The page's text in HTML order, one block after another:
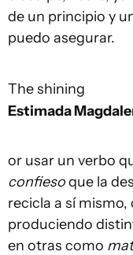
de un principio y
puedo asegurar.
The shining
Estimada
or usar un verbo
confiesoque la
recicla a sí
produciendo
en otras como